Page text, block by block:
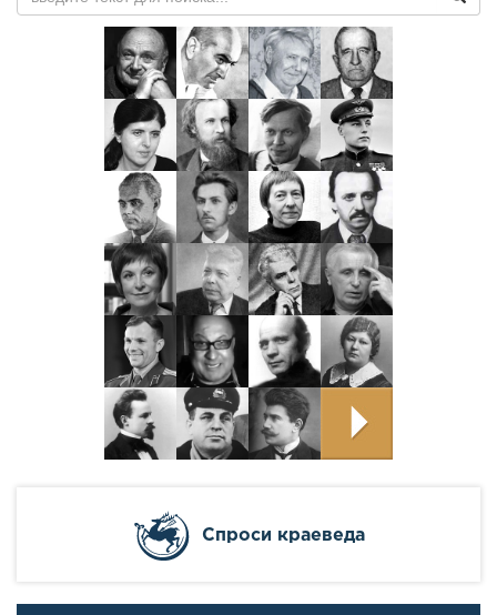
Cпроси краеведа